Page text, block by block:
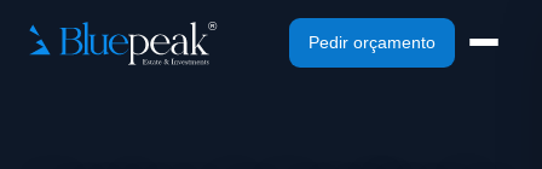
Pedir orçamento